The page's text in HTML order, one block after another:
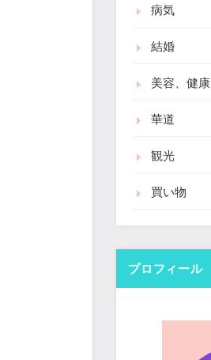
病気
結婚
美容、健康
華道
観光
買い物
プロフィール